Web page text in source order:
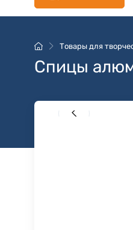
Товары для
Спицы